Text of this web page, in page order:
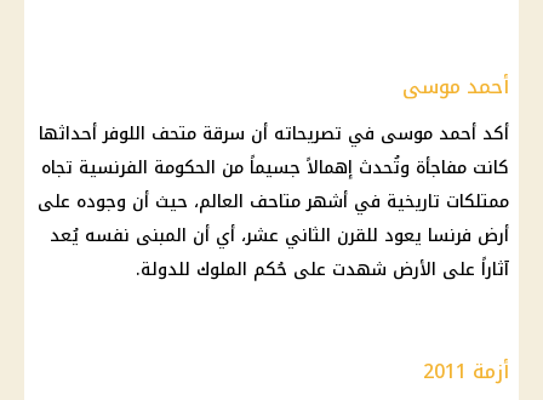
أحمد موسى
أكد أحمد موسى في تصريحاته أن سرقة متحف اللوفرأحداثها
كانت مفاجأة وتُحدث إهمالاً جسيماً من الحكومة الفرنسية تجاه
ممتلكات تاريخية في أشهر متاحف العالم، حيث أن وجوده على
أرض فرنسا يعود للقرن الثاني عشر، أي أن المبنى نفسه يُعد
آثاراً على الأرض شهدت على حُكم الملوك للدولة.
أزمة 2011